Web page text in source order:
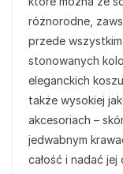
różnorodne,
przede
stonowanych
eleganckich
także wysokiej
akcesoriach –
jedwabnym
całość i nadać